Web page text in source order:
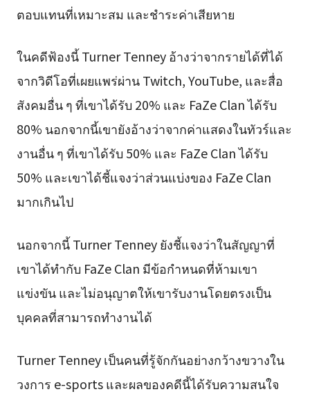
ตอบแทนที่เหมาะสม และชำระค่าเสียหาย
ในคดีฟ้องนี้ Turner Tenney อ้างว่าจากรายได้ที่ได้
จากวิดีโอที่เผยแพร่ผ่าน Twitch, YouTube, และสื่อ
สังคมอื่น ๆ ที่เขาได้รับ 20% และ FaZe Clan ได้รับ
80% นอกจากนี้เขายังอ้างว่าจากค่าแสดงในทัวร์และ
งานอื่น ๆ ที่เขาได้รับ 50% และ FaZe Clan ได้รับ
50% และเขาได้ชี้แจงว่าส่วนแบ่งของ FaZe Clan
มากเกินไป
นอกจากนี้ Turner Tenney ยังชี้แจงว่าในสัญญาที่
เขาได้ทำกับ FaZe Clan มีข้อกำหนดที่ห้ามเขา
แข่งขัน และไม่อนุญาตให้เขารับงานโดยตรงเป็น
บุคคลที่สามารถทำงานได้
Turner Tenney เป็นคนที่รู้จักกันอย่างกว้างขวางใน
วงการ e-sports และผลของคดีนี้ได้รับความสนใจ